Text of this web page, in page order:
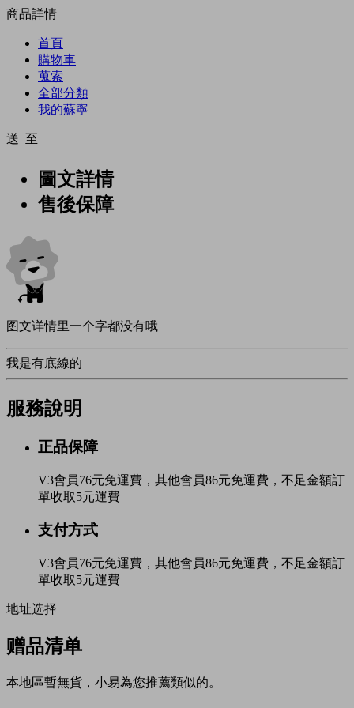
商品詳情
首頁
購物車
蒐索
全部分類
我的蘇寧
送 至
圖文詳情
售後保障
图文详情里一个字都没有哦
我是有底線的
服務說明
正品保障
V3會員76元免運費，其他會員86元免運費，不足金額訂
單收取5元運費
支付方式
V3會員76元免運費，其他會員86元免運費，不足金額訂
單收取5元運費
地址选择
赠品清单
本地區暫無貨，小易為您推薦類似的。